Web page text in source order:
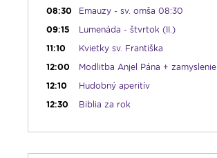
08:30
Emauzy - sv. omša 08:30
09:15
Lumenáda - štvrtok (II.)
11:10
Kvietky sv. Františka
12:00
Modlitba Anjel Pána + zamyslenie
12:10
Hudobný aperitív
12:30
Biblia za rok